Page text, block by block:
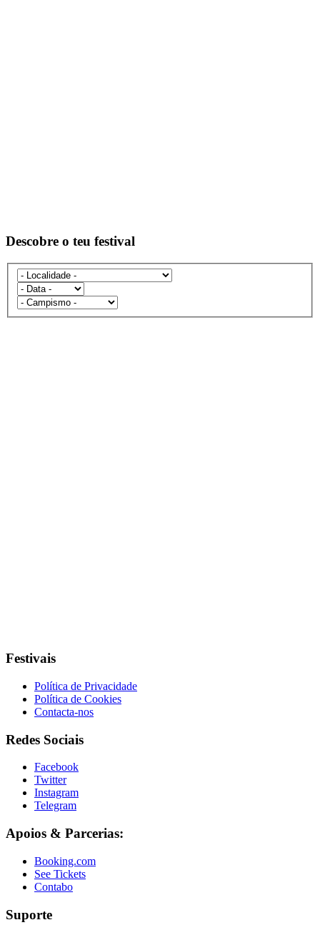
Descobre o teu festival
Festivais
Política de Privacidade
Política de Cookies
Contacta-nos
Redes Sociais
Facebook
Twitter
Instagram
Telegram
Apoios & Parcerias:
Booking.com
See Tickets
Contabo
Suporte